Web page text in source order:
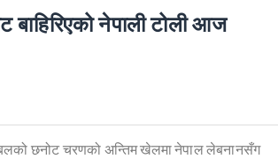
नेपाली टोली आज
छनोट चरणको अन्तिम खेलमा नेपाल लेबनानसँग